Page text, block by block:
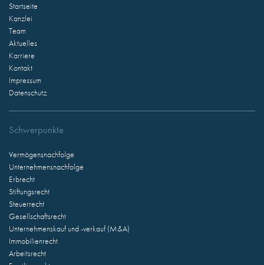
Startseite
Kanzlei
Team
Aktuelles
Karriere
Kontakt
Impressum
Datenschutz
Schwerpunkte
Vermögensnachfolge
Unternehmensnachfolge
Erbrecht
Stiftungsrecht
Steuerrecht
Gesellschaftsrecht
Unternehmenskauf und -verkauf (M&A)
Immobilienrecht
Arbeitsrecht